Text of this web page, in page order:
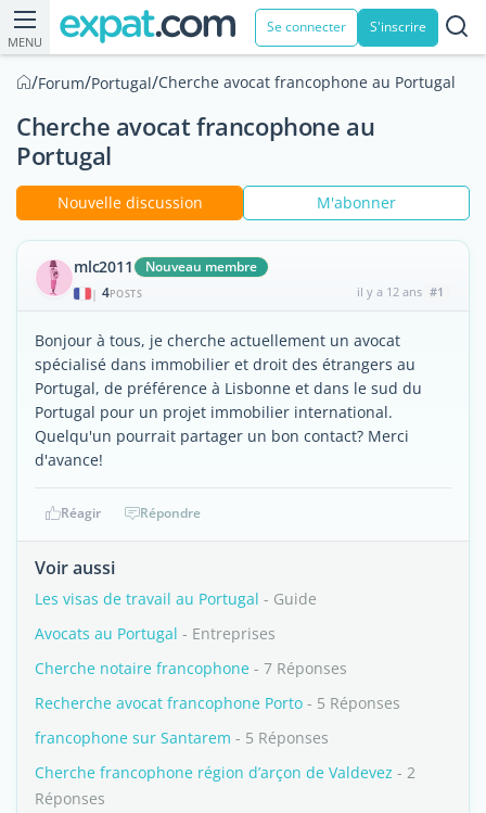
MENU
Se connecter S'inscrire
/Forum/Portugal/Cherche avocat francophone au Portugal
Cherche avocat francophone au
Portugal
Nouvelle discussion M'abonner
mlc2011 Nouveau membre
| 4POSTS il y a 12 ans #1
Bonjour à tous, je cherche actuellement un avocat
spécialisé dans immobilier et droit des étrangers au
Portugal, de préférence à Lisbonne et dans le sud du
Portugal pour un projet immobilier international.
Quelqu'un pourrait partager un bon contact? Merci
d'avance!
Réagir Répondre
Voir aussi
Les visas de travail au Portugal - Guide
Avocats au Portugal - Entreprises
Cherche notaire francophone - 7 Réponses
Recherche avocat francophone Porto - 5 Réponses
francophone sur Santarem - 5 Réponses
Cherche francophone région d’arçon de Valdevez - 2
Réponses